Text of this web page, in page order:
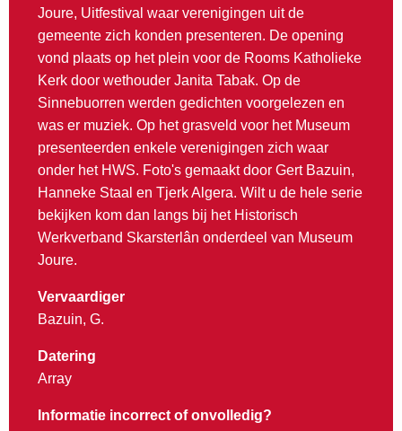
Joure, Uitfestival waar verenigingen uit de
gemeente zich konden presenteren. De opening
vond plaats op het plein voor de Rooms Katholieke
Kerk door wethouder Janita Tabak. Op de
Sinnebuorren werden gedichten voorgelezen en
was er muziek. Op het grasveld voor het Museum
presenteerden enkele verenigingen zich waar
onder het HWS. Foto's gemaakt door Gert Bazuin,
Hanneke Staal en Tjerk Algera. Wilt u de hele serie
bekijken kom dan langs bij het Historisch
Werkverband Skarsterlân onderdeel van Museum
Joure.
Vervaardiger
Bazuin, G.
Datering
Array
Informatie incorrect of onvolledig?